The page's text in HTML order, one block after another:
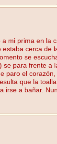
mi prima en la
cerca de
se
se para frente a
paro el
que la
irse a bañar.